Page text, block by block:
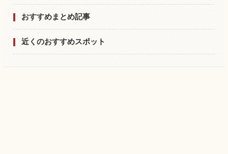
おすすめまとめ記事
近くのおすすめスポット